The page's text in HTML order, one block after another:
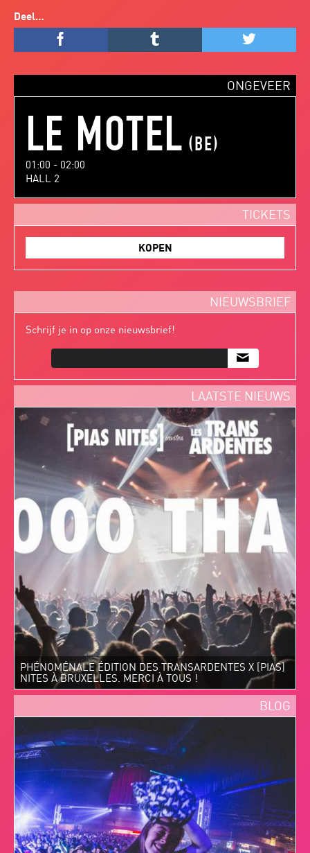
Deel…
f r t
ONGEVEER
LE MOTEL (BE)
01:00 - 02:00
HALL 2
TICKETS
KOPEN
NIEUWSBRIEF
Schrijf je in op onze nieuwsbrief!
m
LAATSTE NIEUWS
PHÉNOMÉNALE ÉDITION DES TRANSARDENTES X [PIAS]
NITES À BRUXELLES. MERCI À TOUS !
BLOG